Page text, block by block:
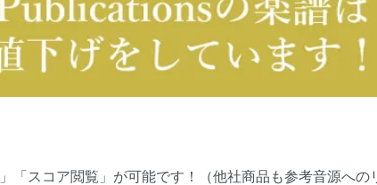
スコア閲覧」が可能です！（他社商品も参考音源への